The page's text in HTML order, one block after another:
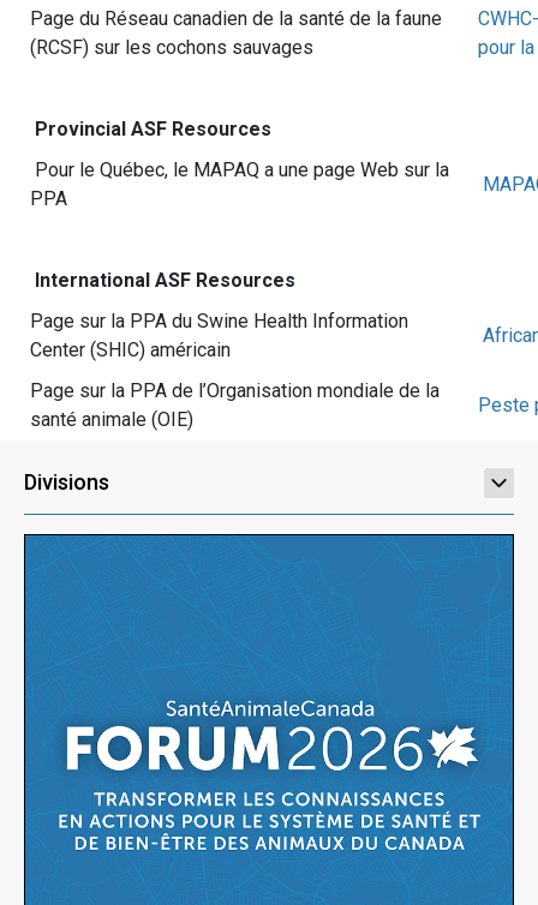
Page du Réseau canadien de la santé de la faune
(RCSF) sur les cochons sauvages
pour
Provincial ASF Resources
Pour le Québec, le MAPAQ a une page Web sur la
PPA
International ASF Resources
Page sur la PPA du Swine Health Information
Center (SHIC) américain
Page sur la PPA de l’Organisation mondiale de la
santé animale (OIE)
Peste
Divisions